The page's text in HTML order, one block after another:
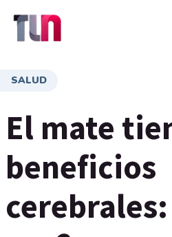
SALUD
El mate
beneficios
cerebrales: